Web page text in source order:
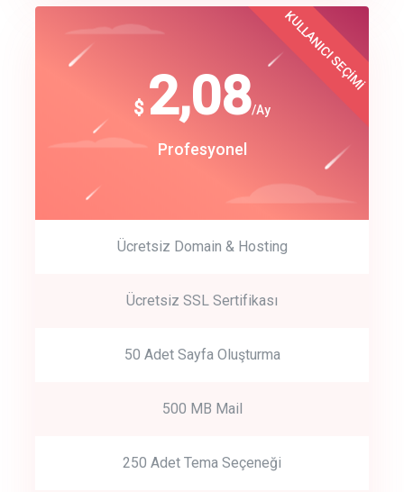
crm auto cync
track energy costs
Get Started
Start by trying our service for 30 days free trial no credit card
$ 2,08/Ay
Profesyonel
KULLANICI SEÇİMİ
Ücretsiz Domain & Hosting
Ücretsiz SSL Sertifikası
50 Adet Sayfa Oluşturma
500 MB Mail
250 Adet Tema Seçeneği
$
180
Start Up
Best Choice